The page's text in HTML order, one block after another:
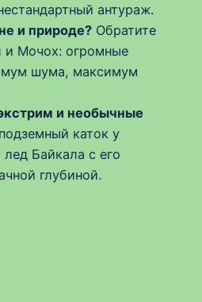
антураж.
и природе? Обратите
и Мочох: огромные
шума, максимум
и необычные
каток у
Байкала с его
глубиной.